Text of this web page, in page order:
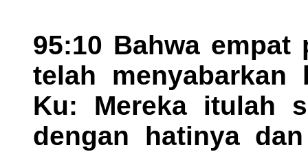
95:10 Bahwa
telah
Ku: Mereka itulah
dengan hatinya